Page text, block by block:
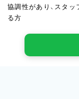
協調性があり、スタ
る方